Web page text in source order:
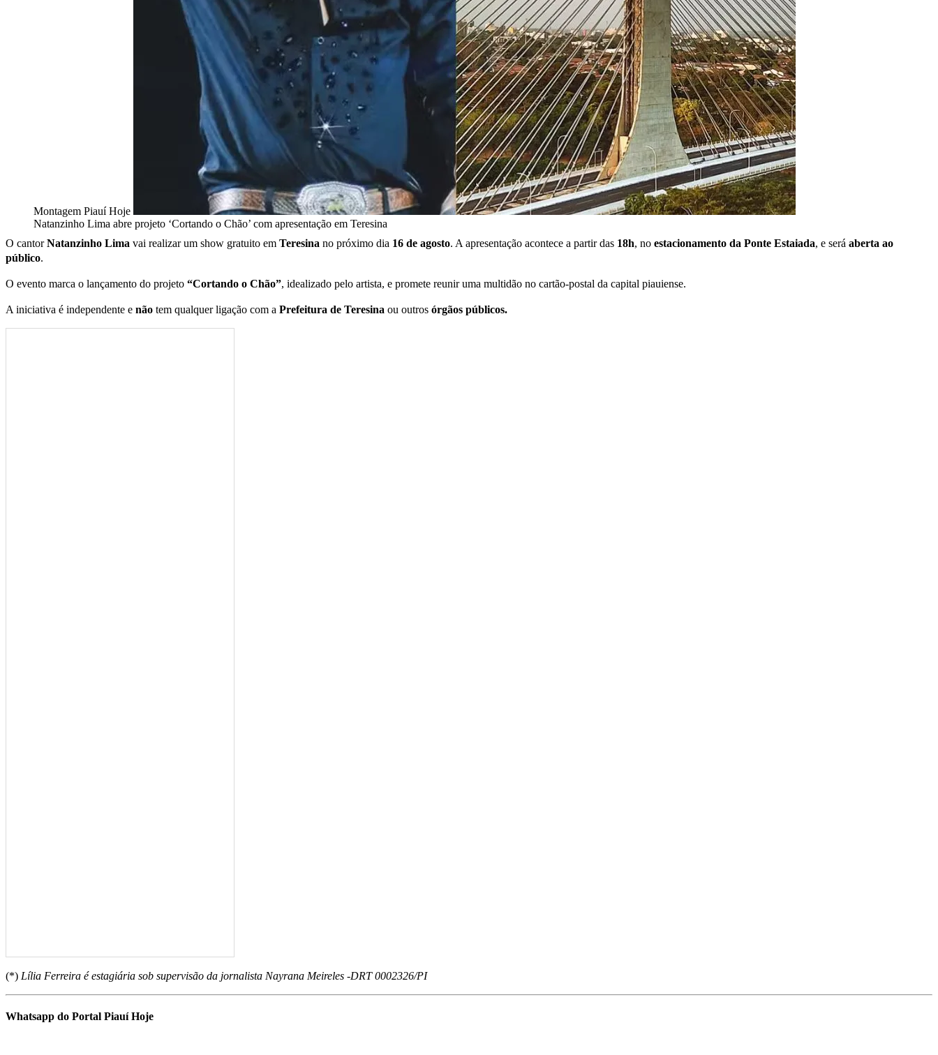
Montagem Piauí Hoje
Natanzinho Lima abre projeto ‘Cortando o Chão’ com apresentação em Teresina
O cantorNatanzinho Lima vai realizar um show gratuito em Teresina no próximo dia 16 de agosto. A apresentação acontece a partir das 18h, no estacionamento da Ponte Estaiada, e será aberta ao
público.
O evento marca o lançamento do projeto “Cortando o Chão”, idealizado pelo artista, e promete reunir uma multidão no cartão-postal da capital piauiense.
A iniciativa é independente e não tem qualquer ligação com a Prefeitura de Teresina ou outros órgãos públicos.
(*) Lília Ferreira é estagiária sob supervisão da jornalista Nayrana Meireles -DRT 0002326/PI
Whatsapp do Portal Piauí Hoje